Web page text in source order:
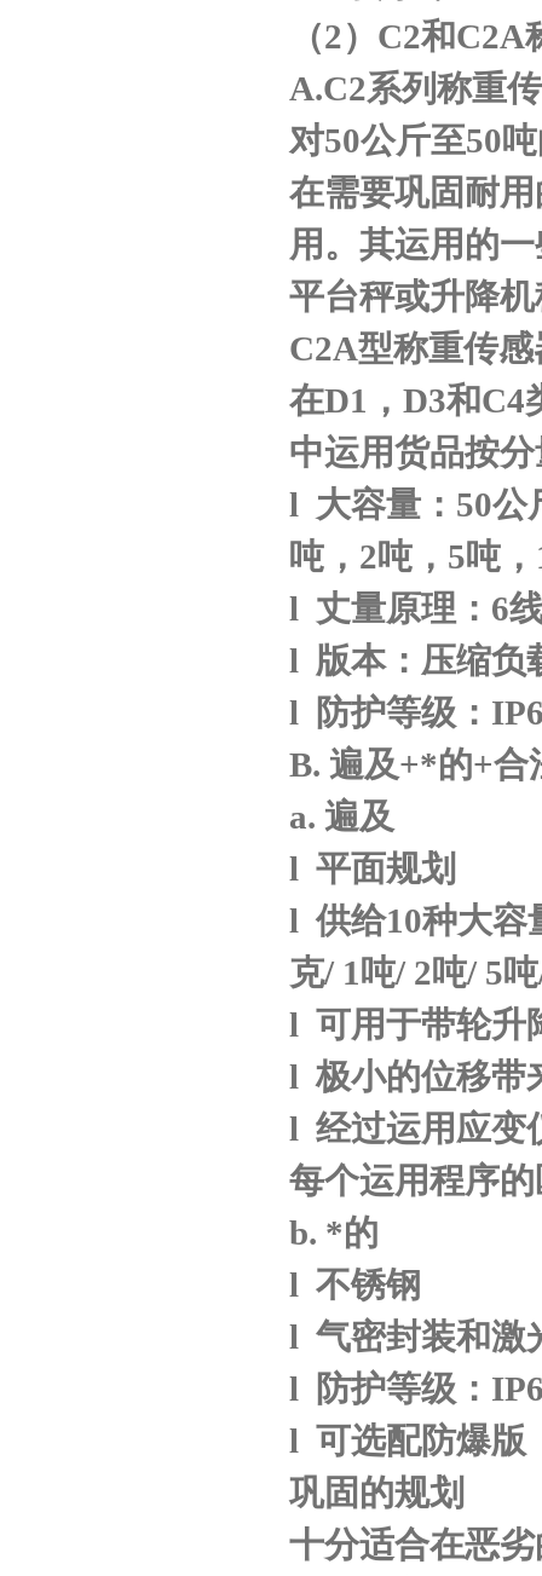
（2） C2和C2A
A.C2系列称重
对50公斤至50
在需要巩固耐
用。其运用的
平台秤或升降
C2A型称重传
在D1 ， D3和C4
中运用货品按
l 大容量： 50公
吨， 2吨， 5吨，
l 丈量原理： 6
l 版本：压缩负
l
防护等级：
B. 遍及+*的+合
a. 遍及
l 平面规划
l供给10种大容
克/ 1吨/ 2吨/ 5吨
l 可用于带轮升
l极小的位移带
l 经过运用应变
每个运用程序
b. *的
l 不锈钢
l 气密封装和激
l
防护等级：
l 可选配防爆版
巩固的规划
十分适合在恶